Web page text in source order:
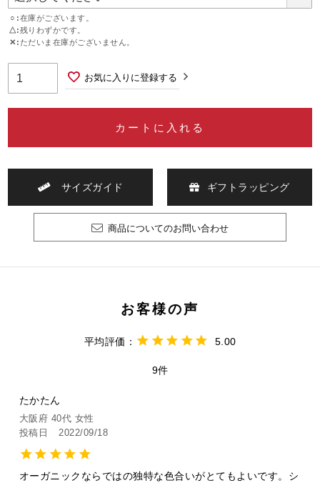
○
在庫がございます。
△ 残りわずかです。
✕
ただいま在庫がございません。
お気に入りに登録する
カートに入れる
サイズガイド ギフトラッピング
商品についてのお問い合わせ
5.00
9
たかたん
大阪府 40代 女性
投稿日
2022/09/18
オーガニックならではの独特な色合いがとてもよいです。シ